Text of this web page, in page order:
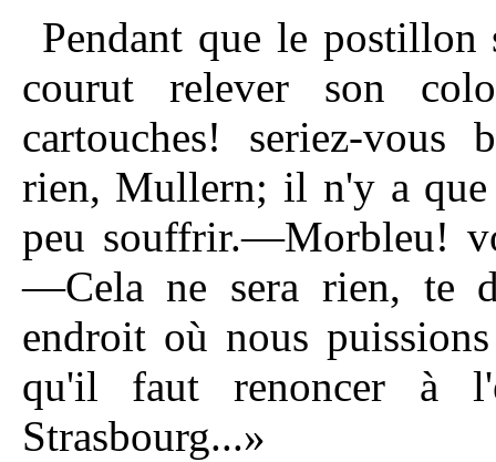
Pendant que le
courut relever son
cartouches! seriez-
rien, Mullern; il n'y a
peu souffrir.—Morbleu!
—Cela ne sera rien, te
endroit où nous
qu'il faut renoncer à
Strasbourg...»